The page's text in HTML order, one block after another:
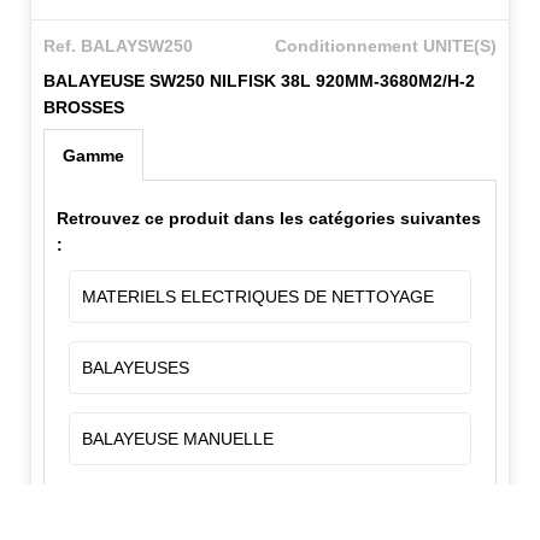
Ref. BALAYSW250
Conditionnement UNITE(S)
BALAYEUSE SW250 NILFISK 38L 920MM-3680M2/H-2
BROSSES
Gamme
Retrouvez ce produit dans les catégories suivantes
:
MATERIELS ELECTRIQUES DE NETTOYAGE
BALAYEUSES
BALAYEUSE MANUELLE